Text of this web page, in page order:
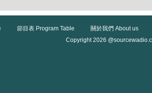
節目表 Program Table
關於我們 About us
Copyright 2026